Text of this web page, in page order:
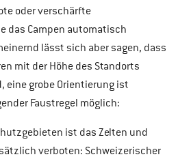
oder verschärfte
das Campen automatisch
lässt sich aber sagen, dass
mit der Höhe des Standorts
eine grobe Orientierung ist
Faustregel möglich:
ist das Zelten und
verboten: Schweizerischer